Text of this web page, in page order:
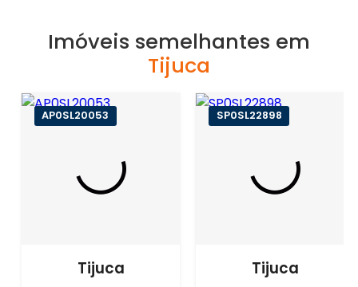
Imóveis semelhantes em
Tijuca
AP0SL20053
Tijuca
SP0SL22898
Tijuca